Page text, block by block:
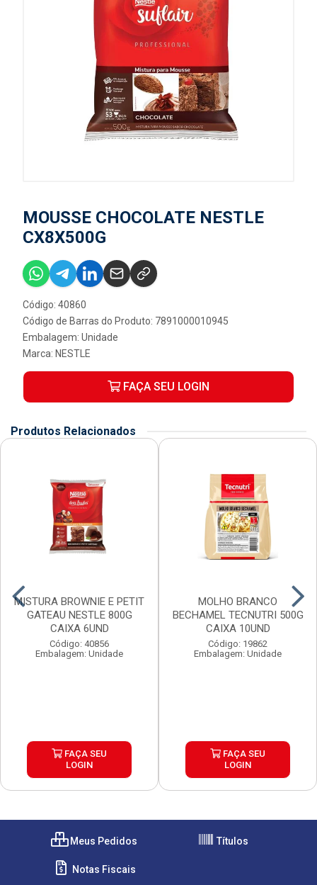
MOUSSE CHOCOLATE NESTLE
CX8X500G
Código: 40860
Código de Barras do Produto: 7891000010945
Embalagem: Unidade
Marca: NESTLE
FAÇA SEU LOGIN
Produtos Relacionados
MISTURA BROWNIE E PETIT
GATEAU NESTLE 800G
CAIXA 6UND
Código: 40856
Embalagem: Unidade
FAÇA SEU
LOGIN
MOLHO BRANCO
BECHAMEL TECNUTRI 500G
CAIXA 10UND
Código: 19862
Embalagem: Unidade
FAÇA SEU
LOGIN
Meus Pedidos Títulos
Notas Fiscais